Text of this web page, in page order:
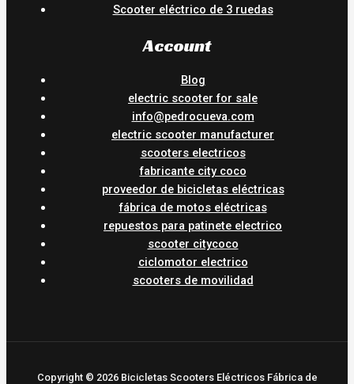
Scooter eléctrico de 3 ruedas
Account
Blog
electric scooter for sale
info@pedrocueva.com
electric scooter manufacturer
scooters electricos
fabricante city coco
proveedor de bicicletas eléctricas
fábrica de motos eléctricas
repuestos para patinete electrico
scooter citycoco
ciclomotor electrico
scooters de movilidad
Copyright © 2026 Bicicletas Scooters Eléctricos Fábrica de